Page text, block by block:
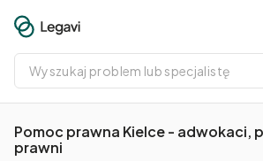
Wyszukaj
problem
lub
specjalistę
Pomoc prawna Kielce - adwokaci,
prawni